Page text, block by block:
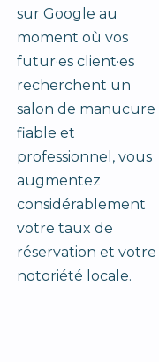
sur Google au
moment où vos
futur·es client·es
recherchent un
salon de manucure
fiable et
professionnel, vous
augmentez
considérablement
votre taux de
réservation et votre
notoriété locale.